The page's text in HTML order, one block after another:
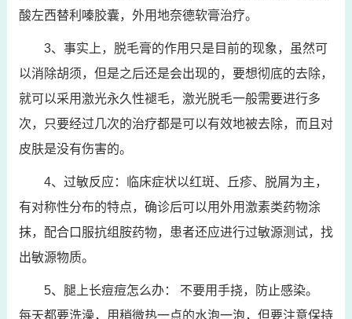
酸左西替利嗪胶囊，外用地奈德软膏治疗。
3、事实上，脱毛膏的作用只是目前的现象，虽然可
以消除胡须，但是之后还是会出现的，要想彻底的去除，
就可以采用激光永久性褪毛，激光脱毛一般需要进行多
次，只要经过几次的治疗都是可以有效地被去除，而且对
皮肤是没有伤害的。
4、过敏反应：临床症状以红斑、丘疹、脱屑为主，
有对称性分布的特点，确诊后可以用外用激素类药物涂
抹，配合口服抗组胺药物，患者还应进行过敏源测试，找
出敏源物质。
5、腿上长痘痘怎么办： 不要用手挠，防止感染。
每天都要洗澡，用稍微热一点的水泡一泡，但要注意保持